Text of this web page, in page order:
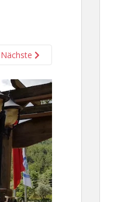
Nächste